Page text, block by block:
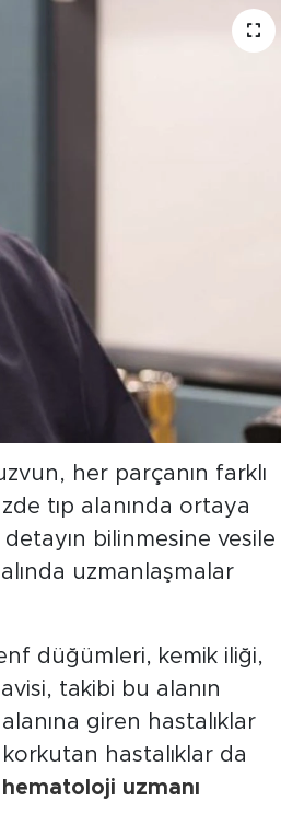
her parçanın farklı
tıp alanında ortaya
bilinmesine vesile
uzmanlaşmalar
düğümleri, kemik iliği,
takibi bu alanın
alanına giren hastalıklar
hastalıklar da
uzmanı